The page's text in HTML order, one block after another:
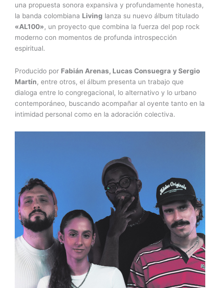
una propuesta sonora expansiva y profundamente honesta,
la banda colombiana Living lanza su nuevo álbum titulado
«AL100», un proyecto que combina la fuerza del pop rock
moderno con momentos de profunda introspección
espiritual.
Producido por Fabián Arenas, Lucas Consuegra y Sergio
Martín, entre otros, el álbum presenta un trabajo que
dialoga entre lo congregacional, lo alternativo y lo urbano
contemporáneo, buscando acompañar al oyente tanto en la
intimidad personal como en la adoración colectiva.